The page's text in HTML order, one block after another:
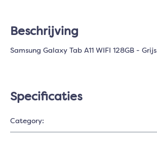
Beschrijving
Samsung Galaxy Tab A11 WIFI 128GB - Grijs
Specificaties
Category: